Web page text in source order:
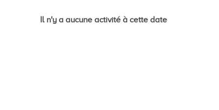
Il n'y a aucune activité à cette date